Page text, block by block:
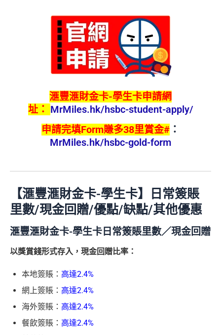
滙豐滙財金卡-學生卡申請網
址： MrMiles.hk/hsbc-student-apply/
申請完填Form賺多38里賞金# ：
MrMiles.hk/hsbc-gold-form
【滙豐滙財金卡-學生卡】日常簽賬
里數/現金回贈/優點/缺點/其他優惠
滙豐滙財金卡-學生卡日常簽賬里數／現金回贈
以獎賞錢形式存入，現金回贈比率：
本地簽賬： 高達2.4%
網上簽賬： 高達2.4%
海外簽賬： 高達2.4%
餐飲簽賬： 高達2.4%